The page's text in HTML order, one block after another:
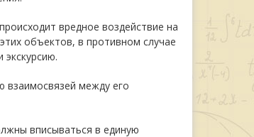
вредное воздействие на
объектов, в противном случае
взаимосвязей между его
вписываться в единую